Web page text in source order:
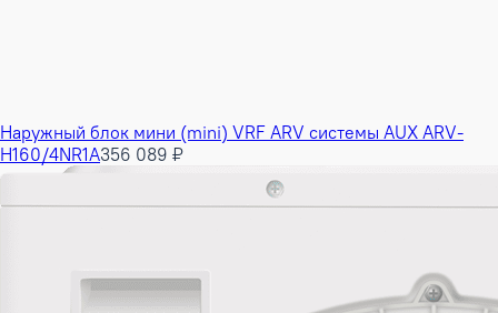
Наружный блок мини (mini) VRF ARV системы AUX ARV-
H160/4NR1A356 089 ₽